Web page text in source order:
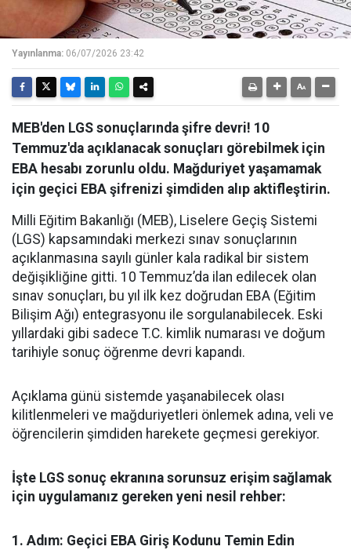
Yayınlanma: 06/07/2026 23:42
MEB'den LGS sonuçlarında şifre devri! 10
Temmuz'da açıklanacak sonuçları görebilmek için
EBA hesabı zorunlu oldu. Mağduriyet yaşamamak
için geçici EBA şifrenizi şimdiden alıp aktifleştirin.
Milli Eğitim Bakanlığı (MEB), Liselere Geçiş Sistemi
(LGS) kapsamındaki merkezi sınav sonuçlarının
açıklanmasına sayılı günler kala radikal bir sistem
değişikliğine gitti. 10 Temmuz’da ilan edilecek olan
sınav sonuçları, bu yıl ilk kez doğrudan EBA (Eğitim
Bilişim Ağı) entegrasyonu ile sorgulanabilecek. Eski
yıllardaki gibi sadece T.C. kimlik numarası ve doğum
tarihiyle sonuç öğrenme devri kapandı.
​Açıklama günü sistemde yaşanabilecek olası
kilitlenmeleri ve mağduriyetleri önlemek adına, veli ve
öğrencilerin şimdiden harekete geçmesi gerekiyor.
İşte LGS sonuç ekranına sorunsuz erişim sağlamak
için uygulamanız gereken yeni nesil rehber:
​1. Adım: Geçici EBA Giriş Kodunu Temin Edin